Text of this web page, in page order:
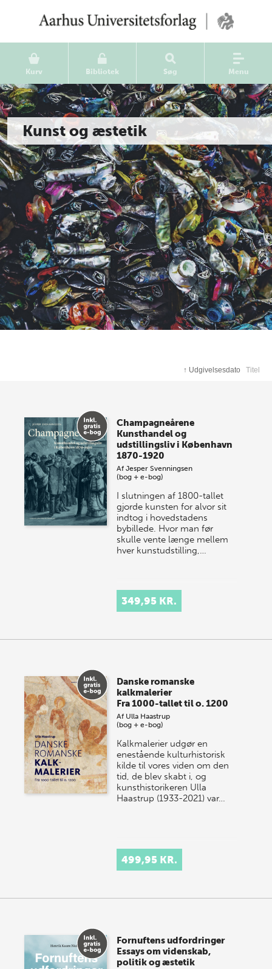
Kurv Bibliotek Søg Menu
Kunst og æstetik
↑ Udgivelsesdato Titel
Champagneårene
Kunsthandel og
udstillingsliv i København
1870-1920
AfJesper Svenningsen
(bog + e-bog)
I slutningen af 1800-tallet
gjorde kunsten for alvor sit
indtog i hovedstadens
bybillede. Hvor man før
skulle vente længe mellem
hver kunstudstilling,…
349,95 KR.
Danske romanske
kalkmalerier
Fra 1000-tallet til o. 1200
Af Ulla Haastrup
(bog + e-bog)
Kalkmalerier udgør en
enestående kulturhistorisk
kilde til vores viden om den
tid, de blev skabt i, og
kunsthistorikeren Ulla
Haastrup (1933-2021) var…
499,95 KR.
Fornuftens udfordringer
Essays om videnskab,
politik og æstetik